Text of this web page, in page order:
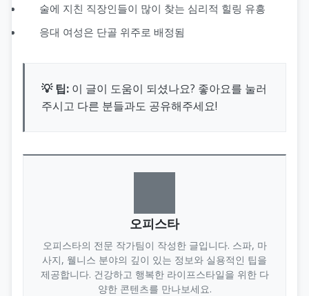
술에 지친 직장인들이 많이 찾는 심리적 힐링 유흥
응대 여성은 단골 위주로 배정됨
💡 팁: 이 글이 도움이 되셨나요? 좋아요를 눌러
주시고 다른 분들과도 공유해주세요!
오피스타
오피스타의 전문 작가팀이 작성한 글입니다. 스파, 마
사지, 웰니스 분야의 깊이 있는 정보와 실용적인 팁을
제공합니다. 건강하고 행복한 라이프스타일을 위한 다
양한 콘텐츠를 만나보세요.